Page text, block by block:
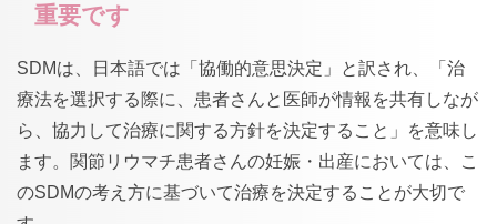
重要です
SDMは、日本語では「協働的意思決定」と訳され、「治
療法を選択する際に、患者さんと医師が情報を共有しなが
ら、協力して治療に関する方針を決定すること」を意味し
ます。関節リウマチ患者さんの妊娠・出産においては、こ
のSDMの考え方に基づいて治療を決定することが大切で